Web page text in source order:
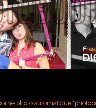
photo automatique